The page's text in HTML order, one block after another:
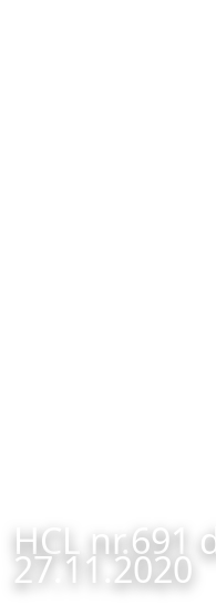
HCL nr.691
27.11.2020